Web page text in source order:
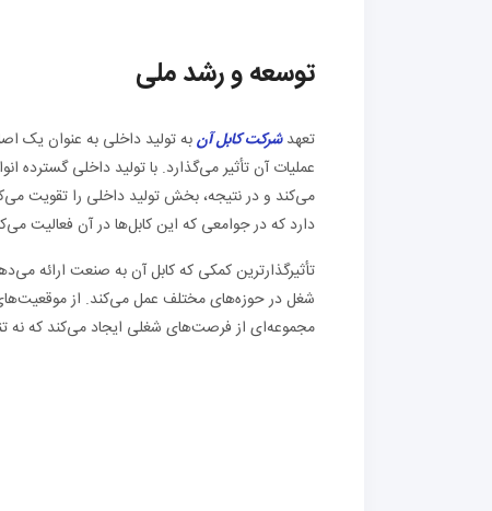
توسعه و رشد ملی
تعهدشرکت کابل آنبه تولید داخلی به عنوان
عملیات آن تأثیر می‌گذارد. با تولید داخلی
می‌کند و در نتیجه، بخش تولید داخلی را تقویت
دارد که در جوامعی که این کابل‌ها در آن فعالیت
تأثیرگذارترین کمکی که کابل آن به صنعت ارائه
شغل در حوزه‌های مختلف عمل می‌کند. از
مجموعه‌ای از فرصت‌های شغلی ایجاد می‌کند که نه